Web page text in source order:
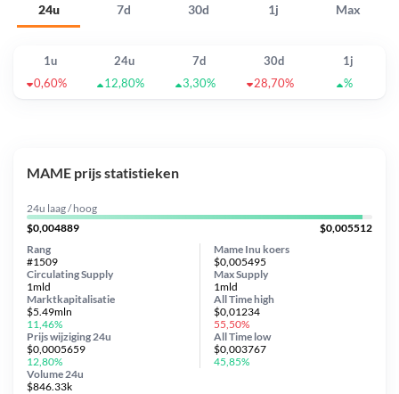
24u 7d 30d 1j Max
1u 24u 7d 30d
1j
0,60%
12,80% 3,30% 28,70% %
MAME prijs statistieken
24u laag / hoog
$0,004889
$0,005512
Mame Inu koers
$0,005495
Circulating Supply
1mld
Prijs wijziging 24u
$0,0005659
12,80%
Max Supply
1mld
Marktkapitalisatie
$5.49mln
11,46%
Volume 24u
$846.33k
Rang
#1509
All Timehigh
$0,01234
55,50%
All Time low
$0,003767
45,85%